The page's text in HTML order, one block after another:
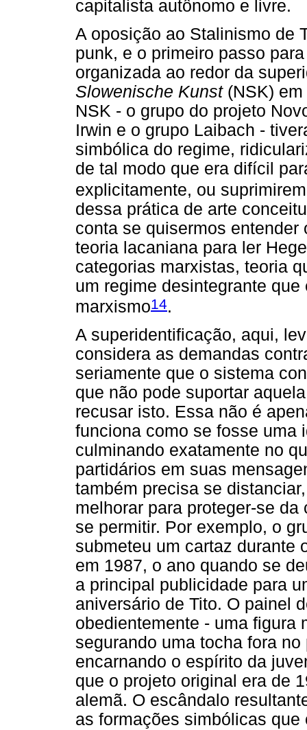
capitalista autônomo e livre.
A oposição ao Stalinismo de
punk, e o primeiro passo
organizada ao redor da
Slowenische Kunst(NSK) em
NSK - o grupo do projeto
Irwin e o grupo Laibach -
simbólica do regime,
de tal modo que era difícil
explicitamente, ou
dessa prática de arte
conta se quisermos
teoria lacaniana para ler
categorias marxistas, teoria
um regime desintegrante
marxismo14.
A superidentificação, aqui,
considera as demandas
seriamente que o sistema
que não pode suportar
recusar isto. Essa não é
funciona como se fosse uma
culminando exatamente no
partidários em suas
também precisa se
melhorar para proteger-se
se permitir. Por exemplo, o
submeteu um cartaz durante
em 1987, o ano quando se
a principal publicidade para
aniversário de Tito. O painel
obedientemente - uma figura
segurando uma tocha fora
encarnando o espírito da
que o projeto original era de
alemã. O escândalo
as formações simbólicas